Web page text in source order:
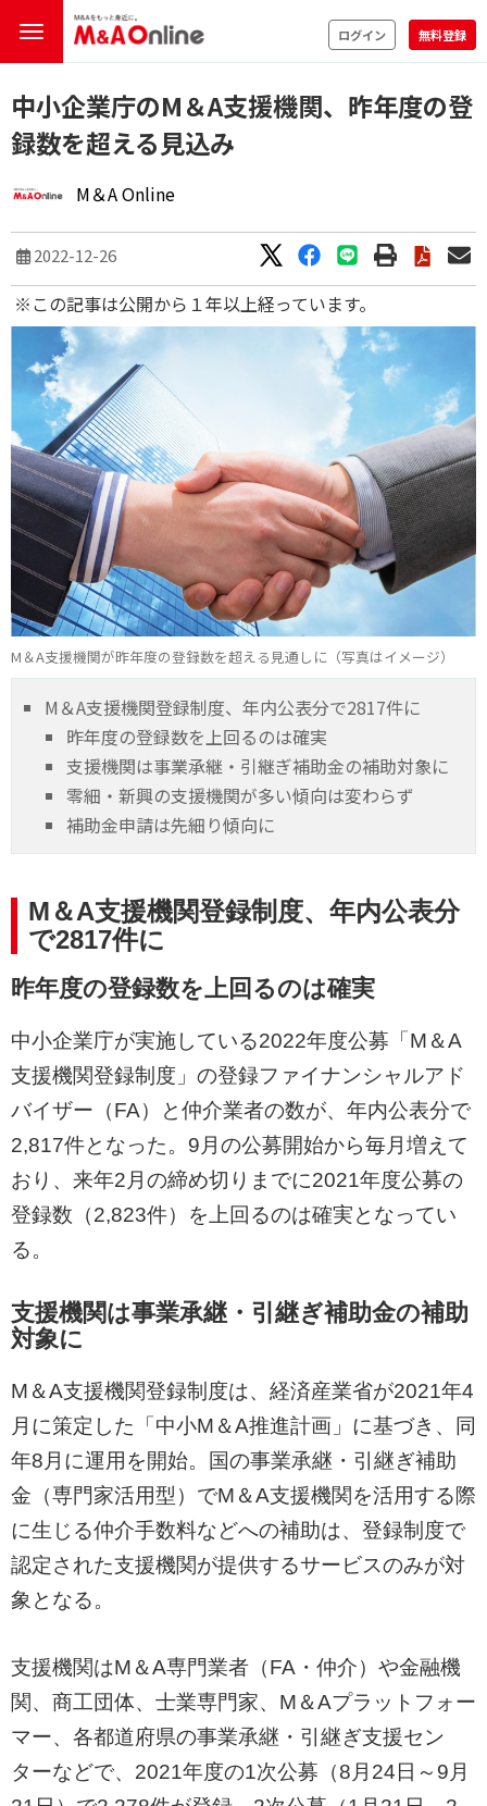
ログイン 無料登録
中小企業庁のM＆A支援機関、昨年度の登
録数を超える見込み
M＆A Online
2022-12-26
※この記事は公開から１年以上経っています。
M＆A支援機関が昨年度の登録数を超える見通しに（写真はイメージ）
M＆A支援機関登録制度、年内公表分で2817件に
昨年度の登録数を上回るのは確実
支援機関は事業承継・引継ぎ補助金の補助対象に
零細・新興の支援機関が多い傾向は変わらず
補助金申請は先細り傾向に
M＆A支援機関登録制度、年内公表分
で2817件に
昨年度の登録数を上回るのは確実
中小企業庁が実施している2022年度公募「M＆A
支援機関登録制度」の登録ファイナンシャルアド
バイザー（FA）と仲介業者の数が、年内公表分で
2,817件となった。9月の公募開始から毎月増えて
おり、来年2月の締め切りまでに2021年度公募の
登録数（2,823件）を上回るのは確実となってい
る。
支援機関は事業承継・引継ぎ補助金の補助
対象に
M＆A支援機関登録制度は、経済産業省が2021年4
月に策定した「中小M＆A推進計画」に基づき、同
年8月に運用を開始。国の事業承継・引継ぎ補助
金（専門家活用型）でM＆A支援機関を活用する際
に生じる仲介手数料などへの補助は、登録制度で
認定された支援機関が提供するサービスのみが対
象となる。
支援機関はM＆A専門業者（FA・仲介）や金融機
関、商工団体、士業専門家、M＆Aプラットフォー
マー、各都道府県の事業承継・引継ぎ支援セン
ターなどで、2021年度の1次公募（8月24日～9月